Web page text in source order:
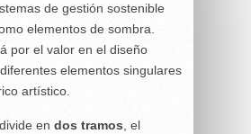
de gestión sostenible
elementos de sombra.
por el valor en el diseño
elementos singulares
artístico.
en dos tramos , el